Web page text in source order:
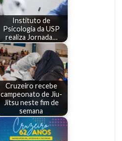
Instituto de
Psicologia da USP
realiza Jornada…
Cruzeiro recebe
campeonato de Jiu-
Jitsu neste fim de
semana